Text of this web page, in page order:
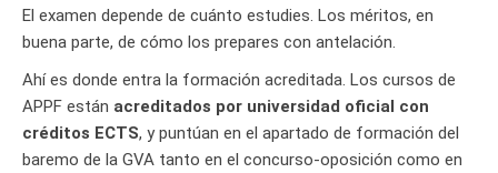
El examen depende de cuánto estudies. Los méritos, en
buena parte, de cómo los prepares con antelación.
Ahí es donde entra la formación acreditada. Los cursos de
APPF están acreditados por universidad oficial con
créditos ECTS, y puntúan en el apartado de formación del
baremo de la GVA tanto en el concurso-oposición como en